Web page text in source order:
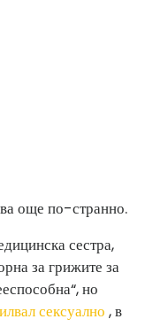
още по-странно.
сестра,
за грижите за
но
сексуално , в